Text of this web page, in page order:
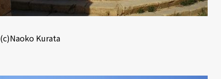
(c)Naoko Kurata